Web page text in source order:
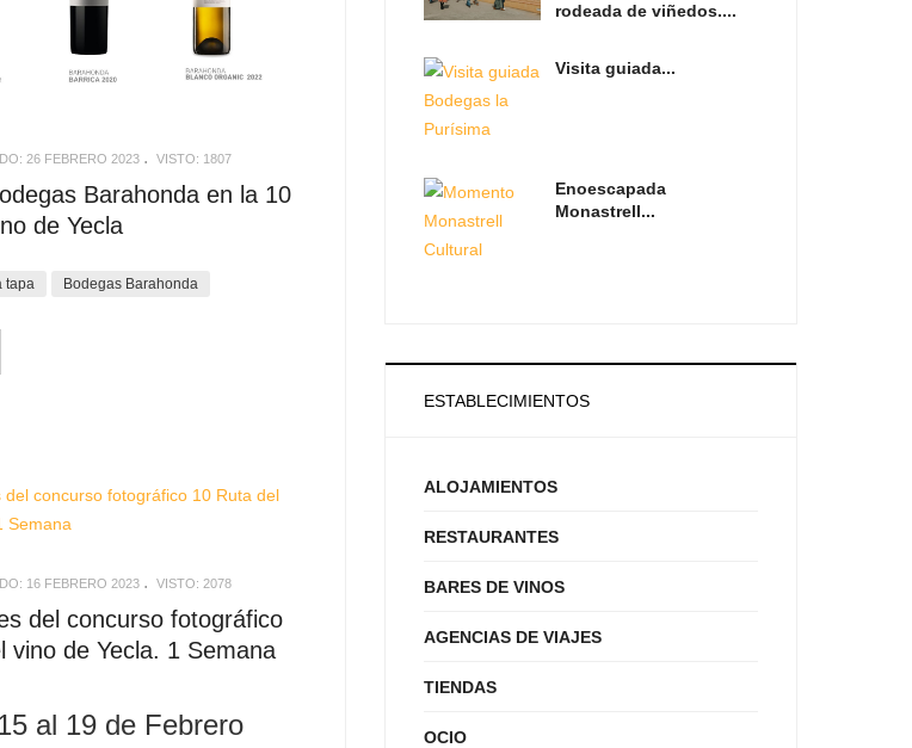
26 FEBRERO 2023 VISTO: 1807
Barahonda en la 10
de Yecla
tapa Bodegas Barahonda
16 FEBRERO 2023 VISTO: 2078
del concurso fotográfico
vino de Yecla. 1 Semana
al 19 de Febrero
rodeada de viñedos....
Visita guiada...
Enoescapada
Monastrell...
ESTABLECIMIENTOS
ALOJAMIENTOS
RESTAURANTES
BARES DE VINOS
AGENCIAS DE VIAJES
TIENDAS
OCIO